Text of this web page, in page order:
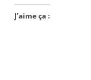
J’aime ça :